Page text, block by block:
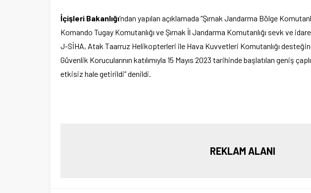
İçişleri Bakanlığı‘ndan yapılan açıklamada “Şırnak Jandarma Bölge
Komando Tugay Komutanlığı ve Şırnak İl Jandarma Komutanlığı sevk ve
J-SİHA, Atak Taarruz Helikopterleri ile Hava Kuvvetleri Komutanlığı
Güvenlik Korucularının katılımıyla 15 Mayıs 2023 tarihinde başlatılan geniş
etkisiz hale getirildi” denildi.
REKLAM ALANI